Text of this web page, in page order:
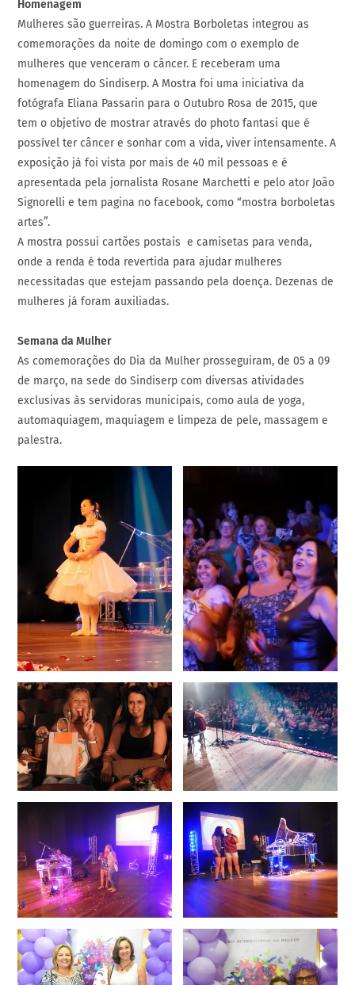
Homenagem
Mulheres são guerreiras. A Mostra Borboletas integrou as
comemorações da noite de domingo com o exemplo de
mulheres que venceram o câncer. E receberam uma
homenagem do Sindiserp. A Mostra foi uma iniciativa da
fotógrafa Eliana Passarin para o Outubro Rosa de 2015, que
tem o objetivo de mostrar através do photo fantasi que é
possível ter câncer e sonhar com a vida, viver intensamente. A
exposição já foi vista por mais de 40 mil pessoas e é
apresentada pela jornalista Rosane Marchetti e pelo ator João
Signorelli e tem pagina no facebook, como “mostra borboletas
artes”.
A mostra possui cartões postais e camisetas para venda,
onde a renda é toda revertida para ajudar mulheres
necessitadas que estejam passando pela doença. Dezenas de
mulheres já foram auxiliadas.
Semana da Mulher
As comemorações do Dia da Mulher prosseguiram, de 05 a 09
de março, na sede do Sindiserp com diversas atividades
exclusivas às servidoras municipais, como aula de yoga,
automaquiagem, maquiagem e limpeza de pele, massagem e
palestra.